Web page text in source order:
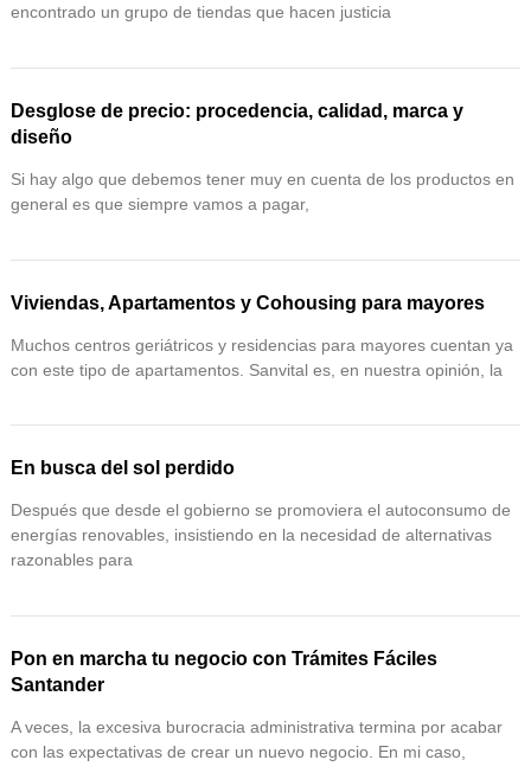
encontrado un grupo de tiendas que hacen justicia
Desglose de precio: procedencia, calidad, marca y
diseño
Si hay algo que debemos tener muy en cuenta de los productos en
general es que siempre vamos a pagar,
Viviendas, Apartamentos y Cohousing para mayores
Muchos centros geriátricos y residencias para mayores cuentan ya
con este tipo de apartamentos. Sanvital es, en nuestra opinión, la
En busca del sol perdido
Después que desde el gobierno se promoviera el autoconsumo de
energías renovables, insistiendo en la necesidad de alternativas
razonables para
Pon en marcha tu negocio con Trámites Fáciles
Santander
A veces, la excesiva burocracia administrativa termina por acabar
con las expectativas de crear un nuevo negocio. En mi caso,